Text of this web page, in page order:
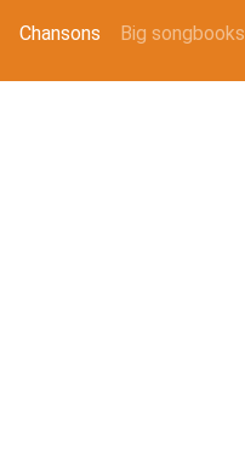
Chansons Big songbooks